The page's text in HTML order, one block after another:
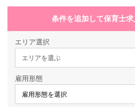
条件を追加して保育士
エリア選択
エリアを選ぶ
雇用形態